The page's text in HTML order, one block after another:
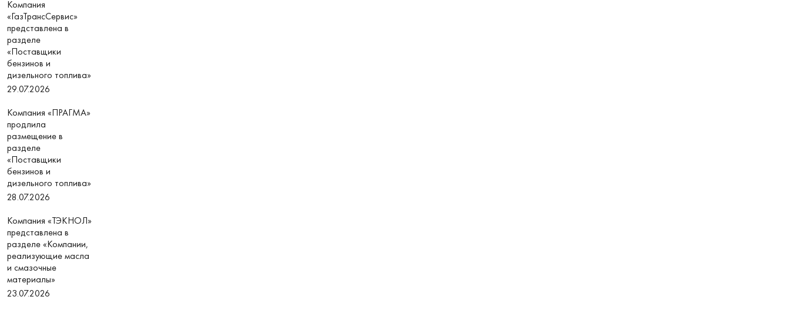
Компания
«ГазТрансСервис»
представлена в
разделе
«Поставщики
бензинов и
дизельного топлива»
29.07.2026
Компания «ПРАГМА»
продлила
размещение в
разделе
«Поставщики
бензинов и
дизельного топлива»
28.07.2026
Компания «ТЭКНОЛ»
представлена в
разделе «Компании,
реализующие масла
и смазочные
материалы»
23.07.2026